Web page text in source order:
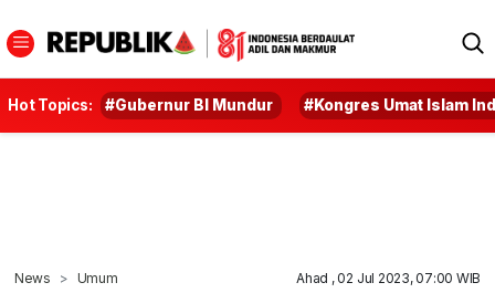
Hot Topics: #Gubernur BI Mundur #Kongres Umat Islam
News Umum Ahad , 02 Jul 2023, 07:00 WIB